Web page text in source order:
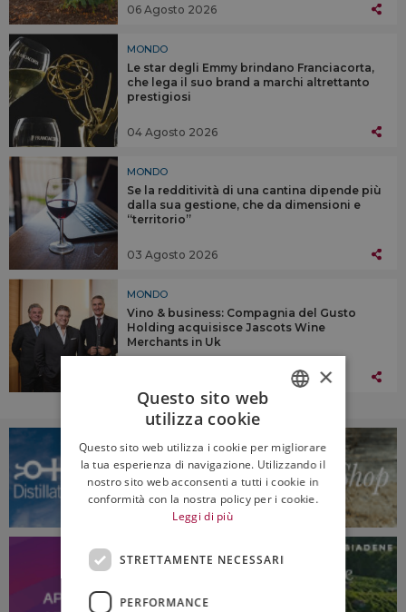
06 Agosto 2026
MONDO
Le star degli Emmy brindano Franciacorta,
che lega il suo brand a marchi altrettanto
prestigiosi
04 Agosto 2026
MONDO
Se la redditività di una cantina dipende più
dalla sua gestione, che da dimensioni e
“territorio”
03 Agosto 2026
MONDO
Vino & business: Compagnia del Gusto
Holding acquisisce Jascots Wine
Merchants in Uk
ENGLISH
×
Questo sito web
utilizza cookie
Questo sito web utilizza i cookie per migliorare
la tua esperienza di navigazione. Utilizzando il
nostro sito web acconsenti a tutti i cookie in
conformità con la nostra policy per i cookie.
Leggi di più
STRETTAMENTE NECESSARI
PERFORMANCE